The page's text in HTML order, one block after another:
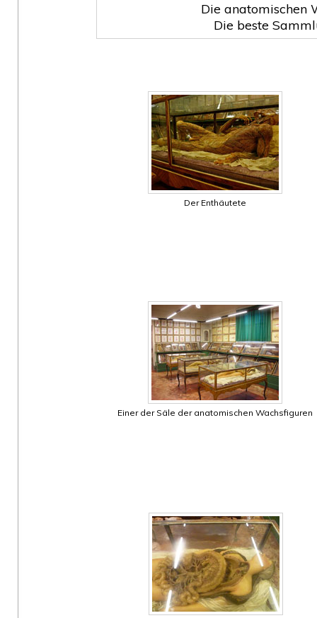
Die anatomischen
Die beste
Der Enthäutete
Einer der Säle der anatomischen Wachsfiguren